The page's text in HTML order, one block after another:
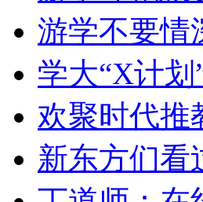
游学不要情
学大“X计
欢聚时代推
新东方们看